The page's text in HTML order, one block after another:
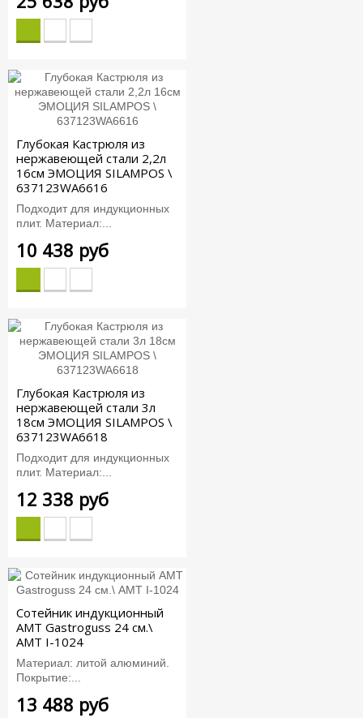
Глубокая Кастрюля из
нержавеющей стали 2,2л
16см ЭМОЦИЯ SILAMPOS \
637123WA6616
Подходит для индукционных
плит. Материал:...
10 438 руб
Глубокая Кастрюля из
нержавеющей стали 3л
18см ЭМОЦИЯ SILAMPOS \
637123WA6618
Подходит для индукционных
плит. Материал:...
12 338 руб
Сотейник индукционный
AMT Gastroguss 24 см.\
AMT I-1024
Материал: литой алюминий.
Покрытие:...
13 488 руб